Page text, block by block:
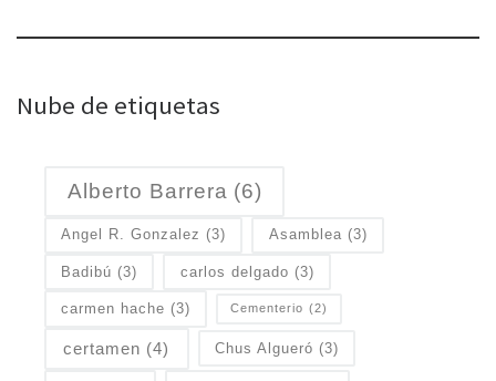
Nube de etiquetas
Alberto Barrera (6)
Angel R. Gonzalez (3) Asamblea (3)
Badibú (3) carlos delgado (3)
carmen hache (3) Cementerio (2)
certamen (4) Chus Algueró (3)